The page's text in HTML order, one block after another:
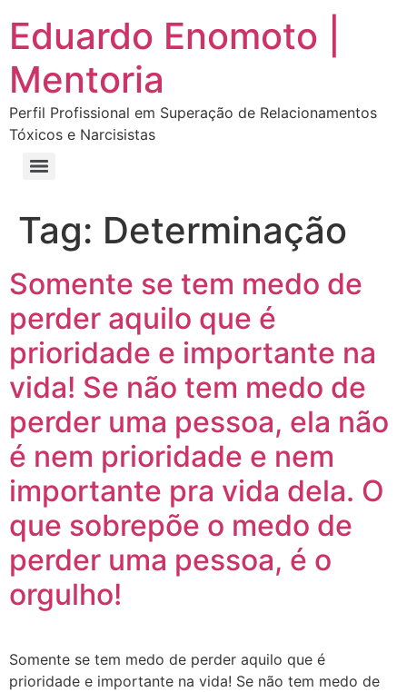
Eduardo Enomoto |
Mentoria
Perfil Profissional em Superação de Relacionamentos
Tóxicos e Narcisistas
Tag: Determinação
Somente se tem medo de
perder aquilo que é
prioridade e importante na
vida! Se não tem medo de
perder uma pessoa, ela não
é nem prioridade e nem
importante pra vida dela. O
que sobrepõe o medo de
perder uma pessoa, é o
orgulho!
Somente se tem medo de perder aquilo que é
prioridade e importante na vida! Se não tem medo de